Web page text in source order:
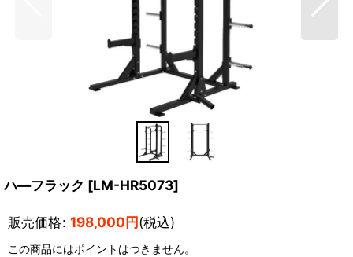
ハ―フラック [LM-HR5073]
販売価格: 198,000円(税込)
この商品にはポイントはつきません。